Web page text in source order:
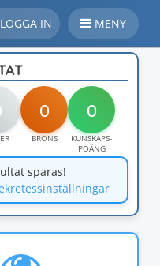
LOGGA IN MENY
0 0
BRONS
KUNSKAPS-
POÄNG
sparas!